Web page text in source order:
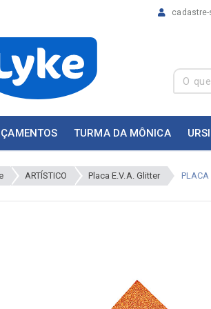
TURMA DA MÔNICA
ARTÍSTICO Placa E.V.A. Glitter